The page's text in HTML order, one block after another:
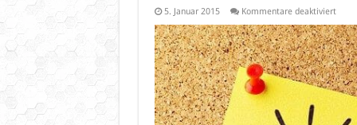
5. Januar 2015 Kommentare deaktiviertfür
–